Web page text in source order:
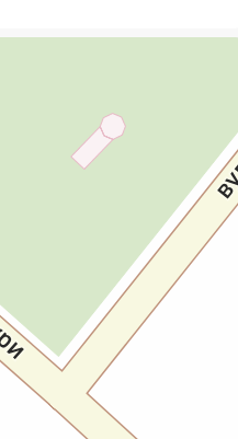
платежі